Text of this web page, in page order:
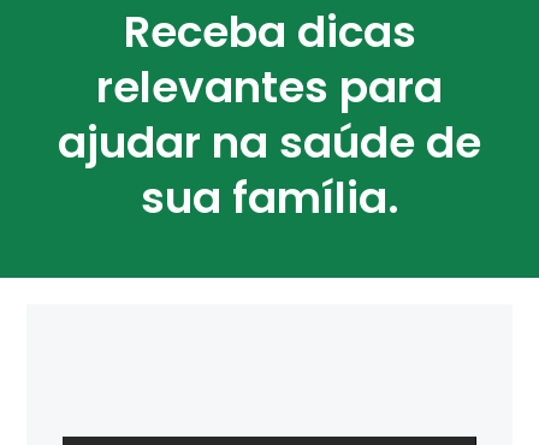
Receba dicas
relevantes para
ajudar na saúde de
sua família.